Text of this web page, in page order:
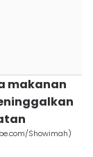
makanan
Showimah)